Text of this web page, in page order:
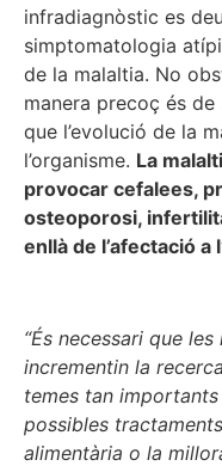
infradiagnòstic es
simptomatologia
de la malaltia. No
manera precoç és
que l’evolució de la
l’organisme. La
provocar cefalees,
osteoporosi,
enllà de l’afectació a
“És necessari que
incrementin la
temes tan
possibles
alimentària o la